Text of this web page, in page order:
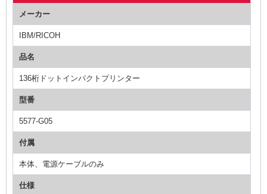
メーカー
IBM/RICOH
品名
136桁ドットインパクトプリンター
型番
5577-G05
付属
本体、電源ケーブルのみ
仕様